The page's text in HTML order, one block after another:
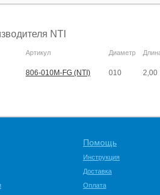
NTI
Артикул Диаметр
806-010M-FG (NTI) 010 2,00
Помощь
Инструкция
Доставка
Оплата